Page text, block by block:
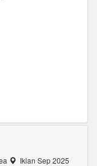
Iklan Sep 2025